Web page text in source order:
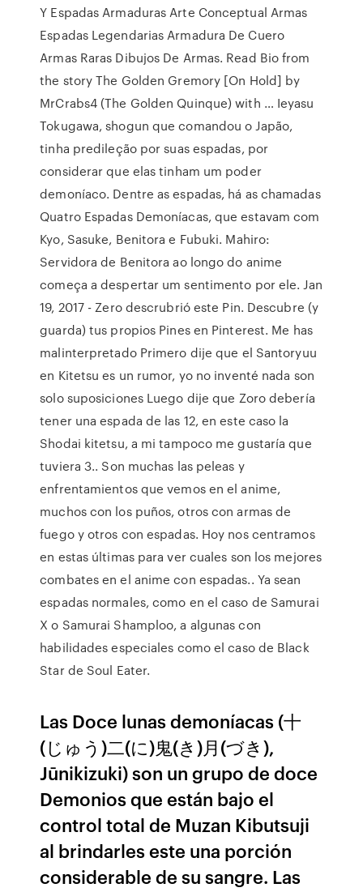
Y Espadas Armaduras Arte Conceptual Armas
Espadas Legendarias Armadura De Cuero
Armas Raras Dibujos De Armas. Read Bio from
the story The Golden Gremory [On Hold] by
MrCrabs4 (The Golden Quinque) with … Ieyasu
Tokugawa, shogun que comandou o Japão,
tinha predileção por suas espadas, por
considerar que elas tinham um poder
demoníaco. Dentre as espadas, há as chamadas
Quatro Espadas Demoníacas, que estavam com
Kyo, Sasuke, Benitora e Fubuki. Mahiro:
Servidora de Benitora ao longo do anime
começa a despertar um sentimento por ele. Jan
19, 2017 - Zero descrubrió este Pin. Descubre (y
guarda) tus propios Pines en Pinterest. Me has
malinterpretado Primero dije que el Santoryuu
en Kitetsu es un rumor, yo no inventé nada son
solo suposiciones Luego dije que Zoro debería
tener una espada de las 12, en este caso la
Shodai kitetsu, a mi tampoco me gustaría que
tuviera 3.. Son muchas las peleas y
enfrentamientos que vemos en el anime,
muchos con los puños, otros con armas de
fuego y otros con espadas. Hoy nos centramos
en estas últimas para ver cuales son los mejores
combates en el anime con espadas.. Ya sean
espadas normales, como en el caso de Samurai
X o Samurai Shamploo, a algunas con
habilidades especiales como el caso de Black
Star de Soul Eater.
Las Doce lunas demoníacas (十
(じゅう)二(に)鬼(き)月(づき),
Jūnikizuki) son un grupo de doce
Demonios que están bajo el
control total de Muzan Kibutsuji
al brindarles este una porción
considerable de su sangre. Las